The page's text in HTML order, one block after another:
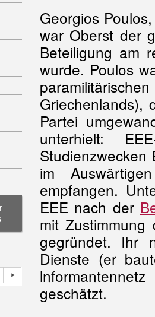
Georgios
war Oberst der
Beteiligung am
wurde. Poulos
Partei
unterhielt:
Studienzwecken
im
empfangen.
EEE nach der
mit
gegründet. Ihr
Dienste (er
geschätzt.